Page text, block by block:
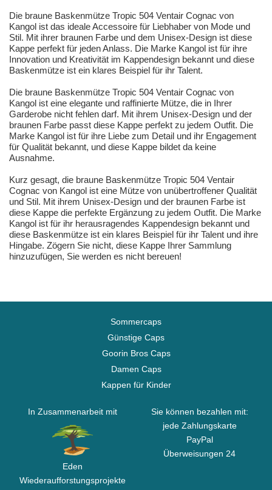
Die braune Baskenmütze Tropic 504 Ventair Cognac von
Kangol ist das ideale Accessoire für Liebhaber von Mode und
Stil. Mit ihrer braunen Farbe und dem Unisex-Design ist diese
Kappe perfekt für jeden Anlass. Die Marke Kangol ist für ihre
Innovation und Kreativität im Kappendesign bekannt und diese
Baskenmütze ist ein klares Beispiel für ihr Talent.
Die braune Baskenmütze Tropic 504 Ventair Cognac von
Kangol ist eine elegante und raffinierte Mütze, die in Ihrer
Garderobe nicht fehlen darf. Mit ihrem Unisex-Design und der
braunen Farbe passt diese Kappe perfekt zu jedem Outfit. Die
Marke Kangol ist für ihre Liebe zum Detail und ihr Engagement
für Qualität bekannt, und diese Kappe bildet da keine
Ausnahme.
Kurz gesagt, die braune Baskenmütze Tropic 504 Ventair
Cognac von Kangol ist eine Mütze von unübertroffener Qualität
und Stil. Mit ihrem Unisex-Design und der braunen Farbe ist
diese Kappe die perfekte Ergänzung zu jedem Outfit. Die Marke
Kangol ist für ihr herausragendes Kappendesign bekannt und
diese Baskenmütze ist ein klares Beispiel für ihr Talent und ihre
Hingabe. Zögern Sie nicht, diese Kappe Ihrer Sammlung
hinzuzufügen, Sie werden es nicht bereuen!
Sommercaps
Günstige Caps
Goorin Bros Caps
Damen Caps
Kappen für Kinder
In Zusammenarbeit mit
Eden
Wiederaufforstungsprojekte
Sie können bezahlen mit:
jede Zahlungskarte
PayPal
Überweisungen 24